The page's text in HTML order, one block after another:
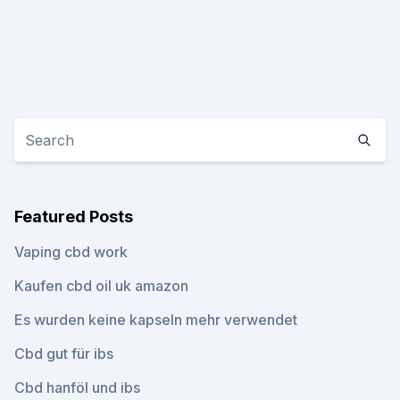
Featured Posts
Vaping cbd work
Kaufen cbd oil uk amazon
Es wurden keine kapseln mehr verwendet
Cbd gut für ibs
Cbd hanföl und ibs